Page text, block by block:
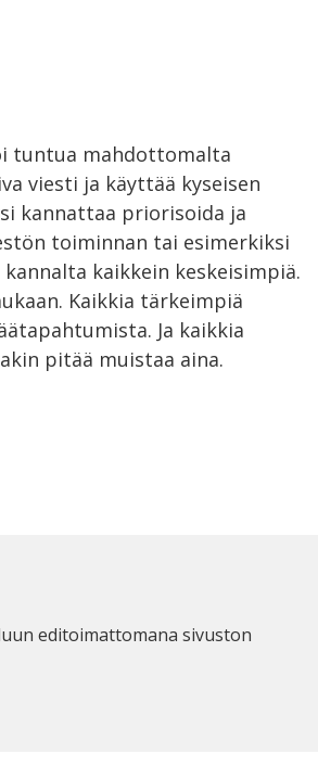
tuntua mahdottomalta
viesti ja käyttää kyseisen
kannattaa priorisoida ja
toiminnan tai esimerkiksi
kaikkein keskeisimpiä.
Kaikkia tärkeimpiä
Ja kaikkia
pitää muistaa aina.
editoimattomana sivuston